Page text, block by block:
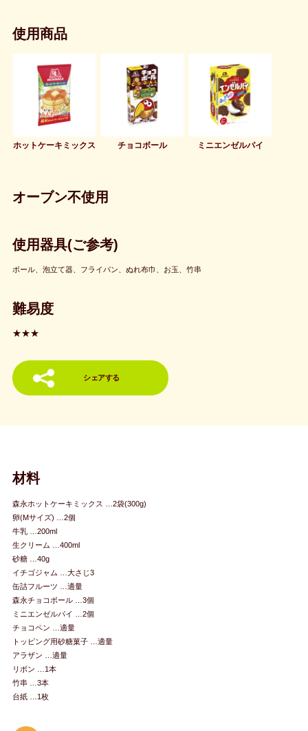
使用商品
ホットケーキミックス チョコボール ミニエンゼルパイ
オーブン不使用
使用器具(ご参考)
ボール、泡立て器、フライパン、ぬれ布巾、お玉、竹串
難易度
★★★
シェアする
材料
森永ホットケーキミックス …2袋(300g)
卵(Mサイズ) …2個
牛乳 …200ml
生クリーム …400ml
砂糖 …40g
イチゴジャム …大さじ3
缶詰フルーツ …適量
森永チョコボール …3個
ミニエンゼルパイ …2個
チョコペン …適量
トッピング用砂糖菓子 …適量
アラザン …適量
リボン …1本
竹串 …3本
台紙 …1枚